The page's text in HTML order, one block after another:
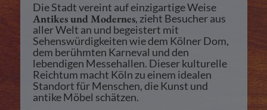
Die Stadt vereint auf einzigartige Weise
Antikes und Modernes, zieht Besucher aus
aller Welt an und begeistert mit
Sehenswürdigkeiten wie dem Kölner Dom,
dem berühmten Karneval und den
lebendigen Messehallen. Dieser kulturelle
Reichtum macht Köln zu einem idealen
Standort für Menschen, die Kunst und
antike Möbel schätzen.